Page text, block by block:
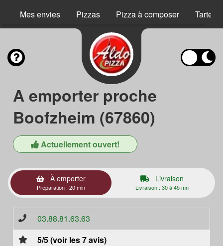
Mes envies Pizzas Pizza à composer Tartes
A emporter proche
Boofzheim (67860)
Actuellement ouvert!
À emporter
Préparation : 20 min
Livraison
Livraison : 30 à 45 mn
03.88.81.63.63
5/5 (voir les 7 avis)